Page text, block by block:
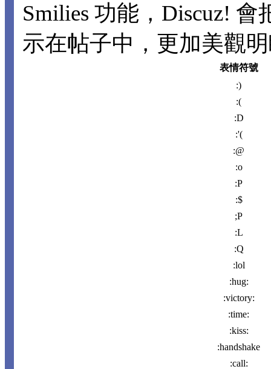
Smilies 功能，Discuz!
示在帖子中，更加美觀
表情符號
:)
:(
:D
:'(
:@
:o
:P
:$
;P
:L
:Q
:lol
:hug:
:victory:
:time:
:kiss:
:handshake
:call: